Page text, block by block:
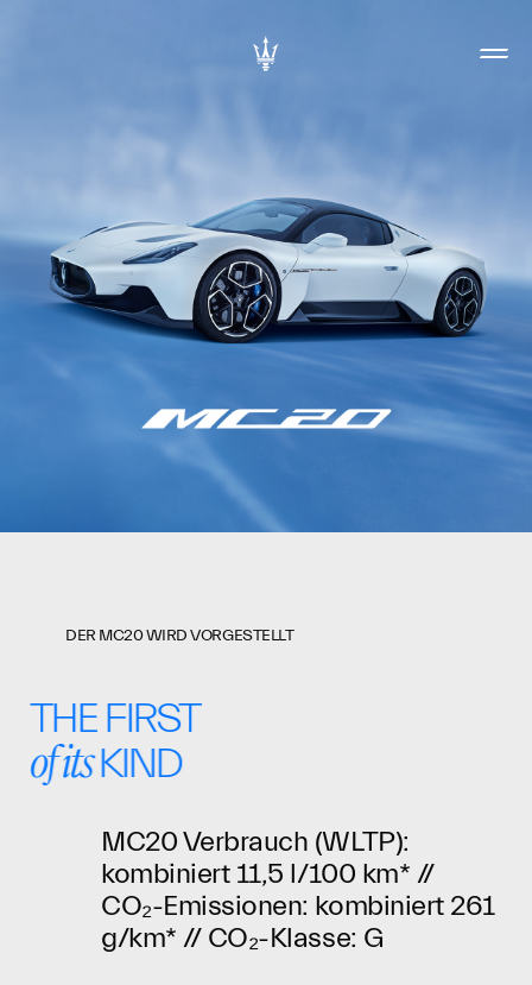
DER MC20 WIRD VORGESTELLT
THE FIRST
of itsKIND
MC20 Verbrauch (WLTP):
kombiniert 11,5 l/100 km* //
CO₂-Emissionen: kombiniert 261
g/km* // CO₂-Klasse: G